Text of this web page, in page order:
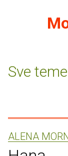
Sve teme
ALENA